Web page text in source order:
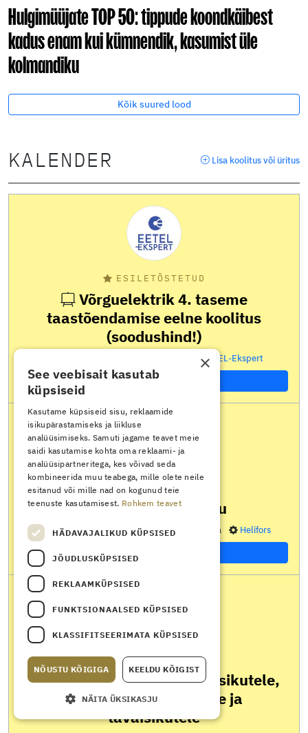
Hulgimüüjate TOP 50: tippude koondkäibest
kadus enam kui kümnendik, kasumist üle
kolmandiku
Kõik suured lood
KALENDER Lisa koolitus või üritus
ESILETÕSTETUD
Võrguelektrik 4. taseme
taastõendamise eelne koolitus
(soodushind!)
EETEL-Ekspert
Uuri lähemalt
ESILETÕSTETUD
Elektriexpo Pärnu
avatud kuni17.09.2026 Pärnu tasuta Helifors
ESILETÕSTETUD
Elektriohutus elektrialaisikutele,
ohuteadlikele isikutele ja
tavaisikutele
×
See veebisait kasutab
küpsiseid
Kasutame küpsiseid sisu, reklaamide
isikupärastamiseks ja liikluse
analüüsimiseks. Samuti jagame teavet meie
saidi kasutamise kohta oma reklaami- ja
analüüsipartneritega, kes võivad seda
kombineerida muu teabega, mille olete neile
esitanud või mille nad on kogunud teie
teenuste kasutamisest. Rohkem teavet
HÄDAVAJALIKUD KÜPSISED
JÕUDLUSKÜPSISED
REKLAAMKÜPSISED
FUNKTSIONAALSED KÜPSISED
KLASSIFITSEERIMATA KÜPSISED
NÕUSTU KÕIGIGA KEELDU KÕIGIST
NÄITA ÜKSIKASJU